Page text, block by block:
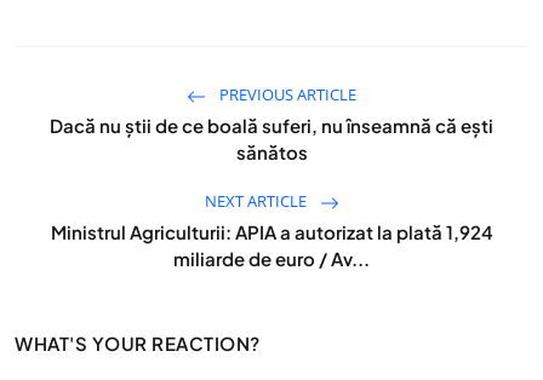
PREVIOUS ARTICLE
Dacă nu știi de ce boală suferi, nu înseamnă că ești
sănătos
NEXT ARTICLE
Ministrul Agriculturii: APIA a autorizat la plată 1,924
miliarde de euro / Av...
WHAT'S YOUR REACTION?